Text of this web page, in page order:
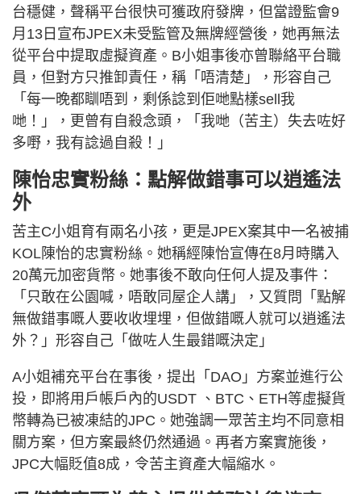
台穩健，聲稱平台很快可獲政府發牌，但當證監會9
月13日宣布JPEX未受監管及無牌經營後，她再無法
從平台中提取虛擬資產。B小姐事後亦曾聯絡平台職
員，但對方只推卸責任，稱「唔清楚」，形容自己
「每一晚都瞓唔到，剩係諗到佢哋點樣sell我
哋！」，更曾有自殺念頭，「我哋（苦主）失去咗好
多嘢，我有諗過自殺！」
陳怡忠實粉絲：點解做錯事可以逍遙法
外
苦主C小姐育有兩名小孩，更是JPEX案其中一名被捕
KOL陳怡的忠實粉絲。她稱經陳怡宣傳在8月時購入
20萬元加密貨幣。她事後不敢向任何人提及事件：
「只敢在公園喊，唔敢同屋企人講」，又質問「點解
無做錯事嘅人要收收埋埋，但做錯嘅人就可以逍遙法
外？」形容自己「做咗人生最錯嘅決定」
A小姐補充平台在事後，提出「DAO」方案並進行公
投，即將用戶帳戶內的USDT 、BTC、ETH等虛擬貨
幣轉為已被凍結的JPC。她強調一眾苦主均不同意相
關方案，但方案最終仍然通過。再者方案實施後，
JPC大幅貶值8成，令苦主資產大幅縮水。